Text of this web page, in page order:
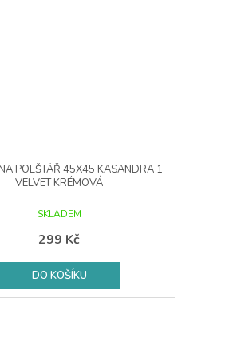
POLŠTÁŘ 45X45 KASANDRA 1
VELVET KRÉMOVÁ
SKLADEM
299 Kč
DO KOŠÍKU